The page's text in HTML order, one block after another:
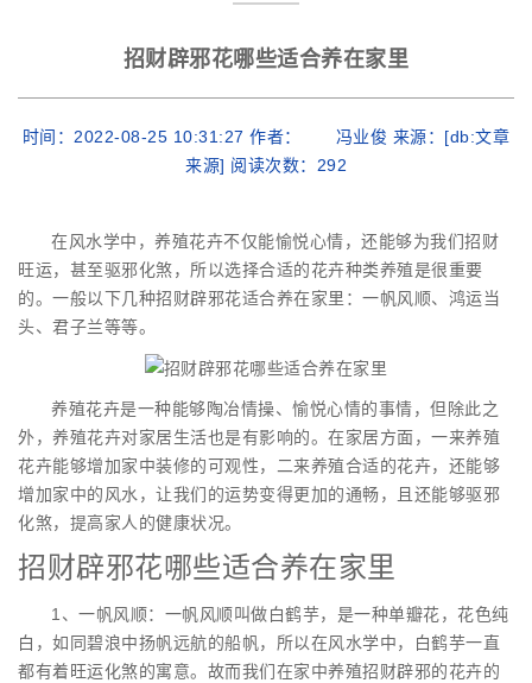
招财辟邪花哪些适合养在家里
时间：2022-08-25 10:31:27 作者： 冯业俊 来源：[db:文章
来源] 阅读次数： 292
在风水学中，养殖花卉不仅能愉悦心情，还能够为我们招财
旺运，甚至驱邪化煞，所以选择合适的花卉种类养殖是很重要
的。一般以下几种招财辟邪花适合养在家里：一帆风顺、鸿运当
头、君子兰等等。
养殖花卉是一种能够陶冶情操、愉悦心情的事情，但除此之
外，养殖花卉对家居生活也是有影响的。在家居方面，一来养殖
花卉能够增加家中装修的可观性，二来养殖合适的花卉，还能够
增加家中的风水，让我们的运势变得更加的通畅，且还能够驱邪
化煞，提高家人的健康状况。
招财辟邪花哪些适合养在家里
1、一帆风顺：一帆风顺叫做白鹤芋，是一种单瓣花，花色纯
白，如同碧浪中扬帆远航的船帆，所以在风水学中，白鹤芋一直
都有着旺运化煞的寓意。故而我们在家中养殖招财辟邪的花卉的